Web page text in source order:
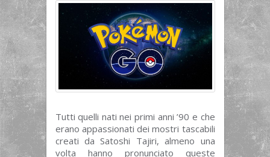
Tutti quelli nati nei primi anni ’90 e che
erano appassionati dei mostri tascabili
creati da Satoshi Tajiri, almeno una
volta hanno pronunciato queste